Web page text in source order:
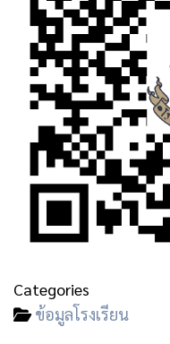
Categories
ข้อมูลโรงเรียน